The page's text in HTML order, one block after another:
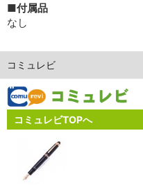
■付属品
なし
コミュレビ
コミュレビTOPへ